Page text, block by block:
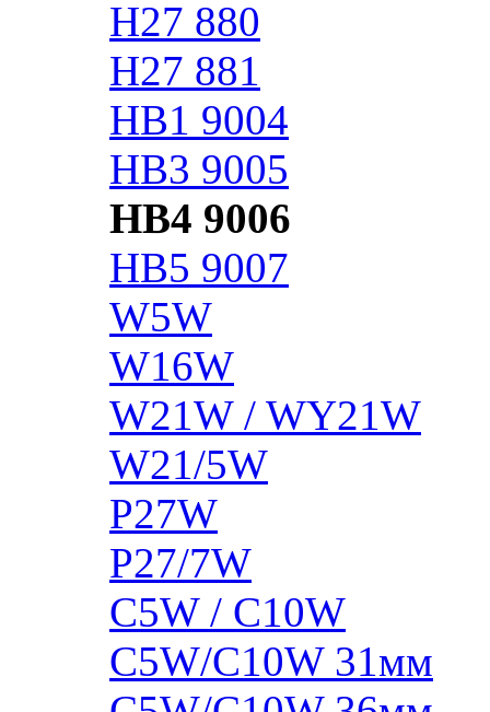
H27 880
H27 881
HB1 9004
HB3 9005
HB4 9006
HB5 9007
W5W
W16W
W21W / WY21W
W21/5W
P27W
P27/7W
C5W / C10W
C5W/C10W 31мм